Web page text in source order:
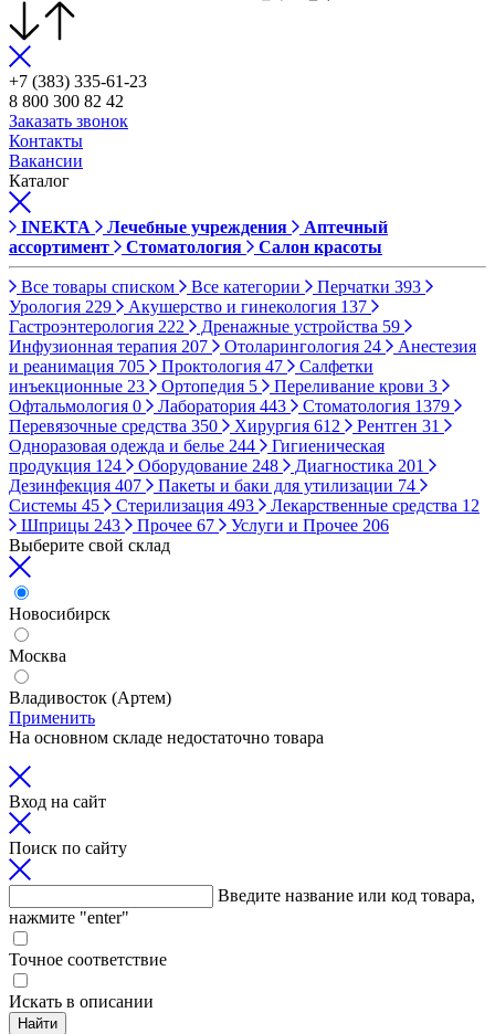
+7 (383) 335-61-23
8 800 300 82 42
Заказать звонок
Контакты
Вакансии
Каталог
INEKTA Лечебные учреждения
Аптечный
ассортимент
Стоматология Салон красоты
Все товары списком Все категории Перчатки 393
Урология 229 Акушерство и гинекология 137
Гастроэнтерология 222 Дренажные устройства 59
Инфузионная терапия 207 Отоларингология 24
Анестезия
и реанимация 705 Проктология 47
Салфетки
инъекционные 23 Ортопедия 5 Переливание крови 3
Офтальмология 0 Лаборатория 443 Стоматология 1379
Перевязочные средства 350 Хирургия 612 Рентген 31
Одноразовая одежда и белье 244
Гигиеническая
продукция 124 Оборудование 248 Диагностика 201
Дезинфекция 407 Пакеты и баки для утилизации 74
Системы 45 Стерилизация 493 Лекарственные средства 12
Шприцы 243 Прочее 67 Услуги и Прочее 206
Выберите свой склад
Новосибирск
Москва
Владивосток (Артем)
Применить
На основном складе недостаточно товара
Вход на сайт
Поиск по сайту
Введите название или код товара,
нажмите "enter"
Точное соответствие
Искать в описании
Найти